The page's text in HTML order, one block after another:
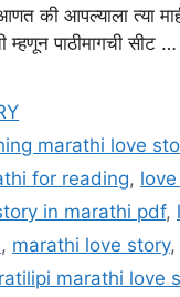
की आपल्याला त्या
म्हणून पाठीमागची सीट …
marathi love
for reading,
in marathi pdf,
, marathi love story,
marathi love